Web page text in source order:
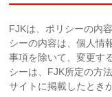
FJKは、ポリシーの内
シーの内容は、個人情
事項を除いて、変更す
シーは、FJK所定の方
サイトに掲載したとき